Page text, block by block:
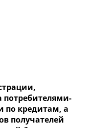
потребителями-
по кредитам, а
получателей